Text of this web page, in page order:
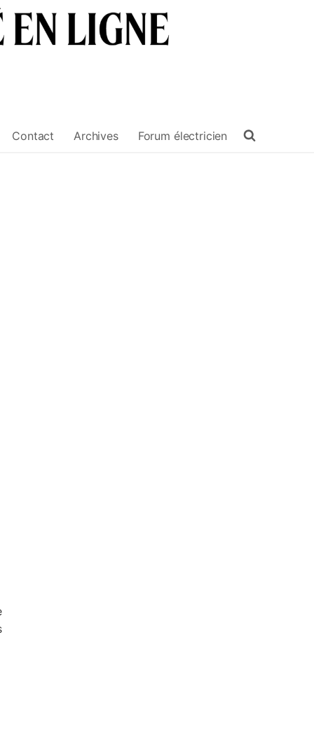
Contact Archives Forum électricien